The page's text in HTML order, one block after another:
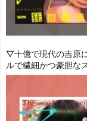
▽十億で現代の吉原
ルで繊細かつ豪胆な